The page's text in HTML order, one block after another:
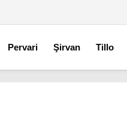
Pervari Şirvan Tillo